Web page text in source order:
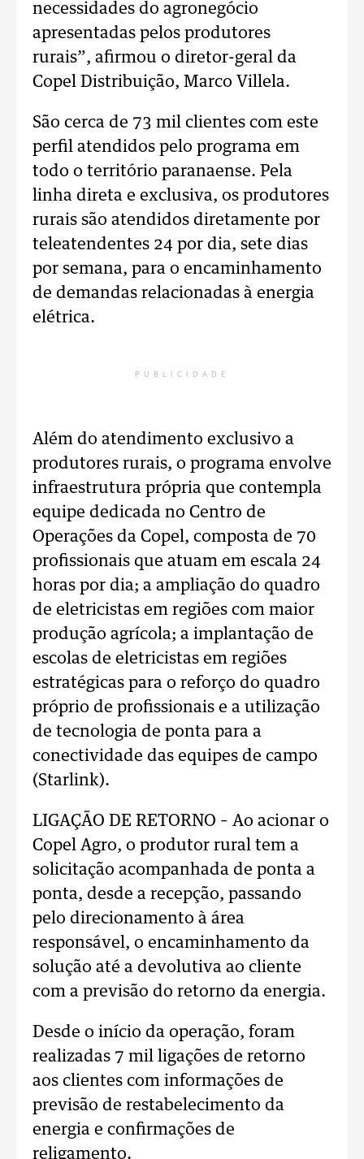
necessidades do agronegócio
apresentadas pelos produtores
rurais”, afirmou o diretor-geral da
Copel Distribuição, Marco Villela.
São cerca de 73 mil clientes com este
perfil atendidos pelo programa em
todo o território paranaense. Pela
linha direta e exclusiva, os produtores
rurais são atendidos diretamente por
teleatendentes 24 por dia, sete dias
por semana, para o encaminhamento
de demandas relacionadas à energia
elétrica.
PUBLICIDADE
Além do atendimento exclusivo a
produtores rurais, o programa envolve
infraestrutura própria que contempla
equipe dedicada no Centro de
Operações da Copel, composta de 70
profissionais que atuam em escala 24
horas por dia; a ampliação do quadro
de eletricistas em regiões com maior
produção agrícola; a implantação de
escolas de eletricistas em regiões
estratégicas para o reforço do quadro
próprio de profissionais e a utilização
de tecnologia de ponta para a
conectividade das equipes de campo
(Starlink).
LIGAÇÃO DE RETORNO – Ao acionar o
Copel Agro, o produtor rural tem a
solicitação acompanhada de ponta a
ponta, desde a recepção, passando
pelo direcionamento à área
responsável, o encaminhamento da
solução até a devolutiva ao cliente
com a previsão do retorno da energia.
Desde o início da operação, foram
realizadas 7 mil ligações de retorno
aos clientes com informações de
previsão de restabelecimento da
energia e confirmações de
religamento.